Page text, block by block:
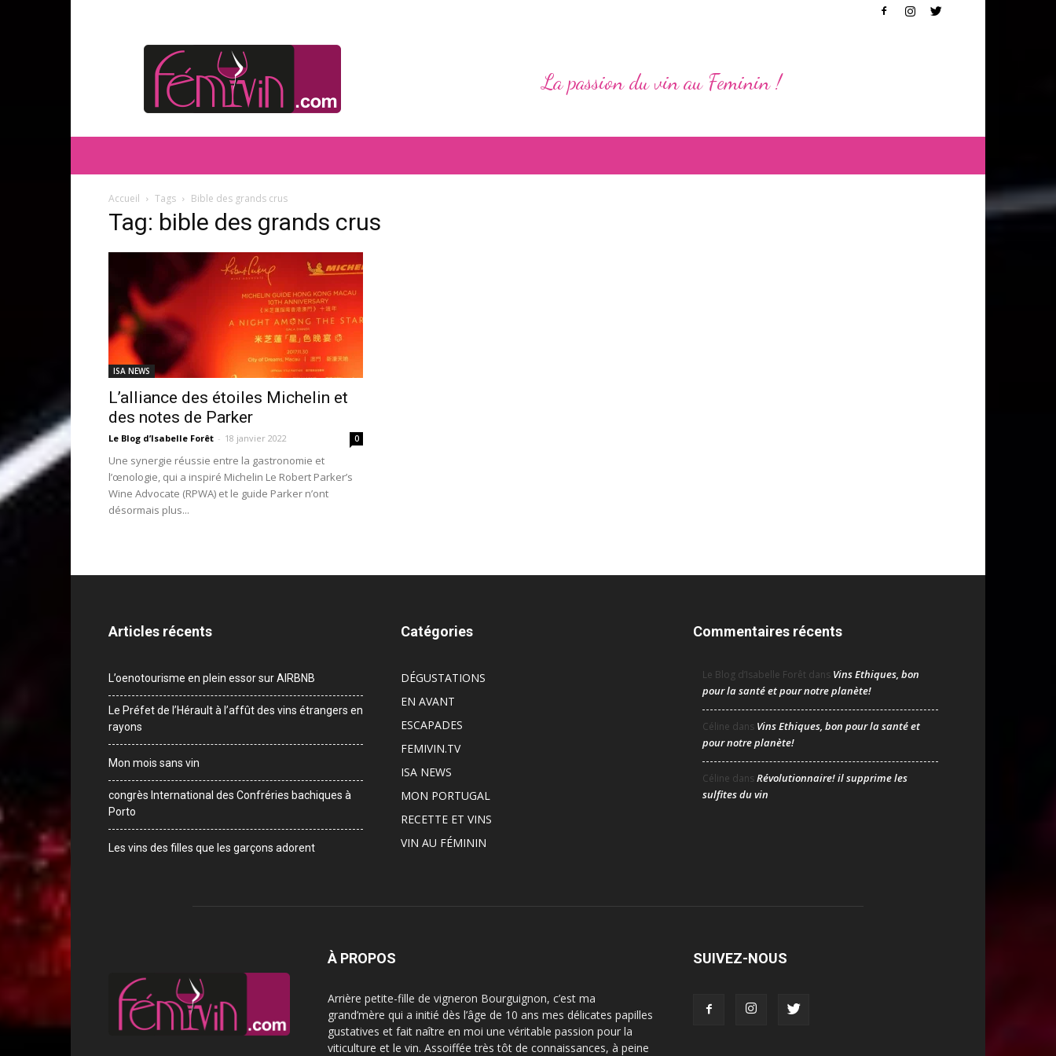
FEMIVIN
La passion du vin au Feminin !
Accueil Tags Bible des grands crus
Tag: bible des grands crus
ISA NEWS
L’alliance des étoiles Michelin et
des notes de Parker
Le Blog d’Isabelle Forêt - 18 janvier 2022 0
Une synergie réussie entre la gastronomie et
l’œnologie, qui a inspiré Michelin Le Robert Parker’s
Wine Advocate (RPWA) et le guide Parker n’ont
désormais plus...
Articles récents
L’oenotourisme en plein essor sur AIRBNB
Le Préfet de l’Hérault à l’affût des vins étrangers en
rayons
Mon mois sans vin
congrès International des Confréries bachiques à
Porto
Les vins des filles que les garçons adorent
Catégories
DÉGUSTATIONS
EN AVANT
ESCAPADES
FEMIVIN.TV
ISA NEWS
MON PORTUGAL
RECETTE ET VINS
VIN AU FÉMININ
Commentaires récents
Le Blog d’Isabelle Forêt dans Vins Ethiques, bon
pour la santé et pour notre planète!
Céline dans Vins Ethiques, bon pour la santé et
pour notre planète!
Céline dansRévolutionnaire! il supprime les
sulfites du vin
À PROPOS
Arrière petite-fille de vigneron Bourguignon, c’est ma
grand’mère qui a initié dès l’âge de 10 ans mes délicates papilles
gustatives et fait naître en moi une véritable passion pour la
viticulture et le vin. Assoiffée très tôt de connaissances, à peine
SUIVEZ-NOUS